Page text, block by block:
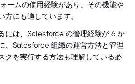
ームの使用経験があり、その機能や
方にも適しています。
には、Salesforce の管理経験が 6 か
、Salesforce 組織の運営方法と管理
クを実行する方法も理解している必